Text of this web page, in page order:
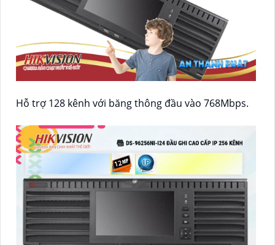
Hỗ trợ 128 kênh với băng thông đầu vào 768Mbps.